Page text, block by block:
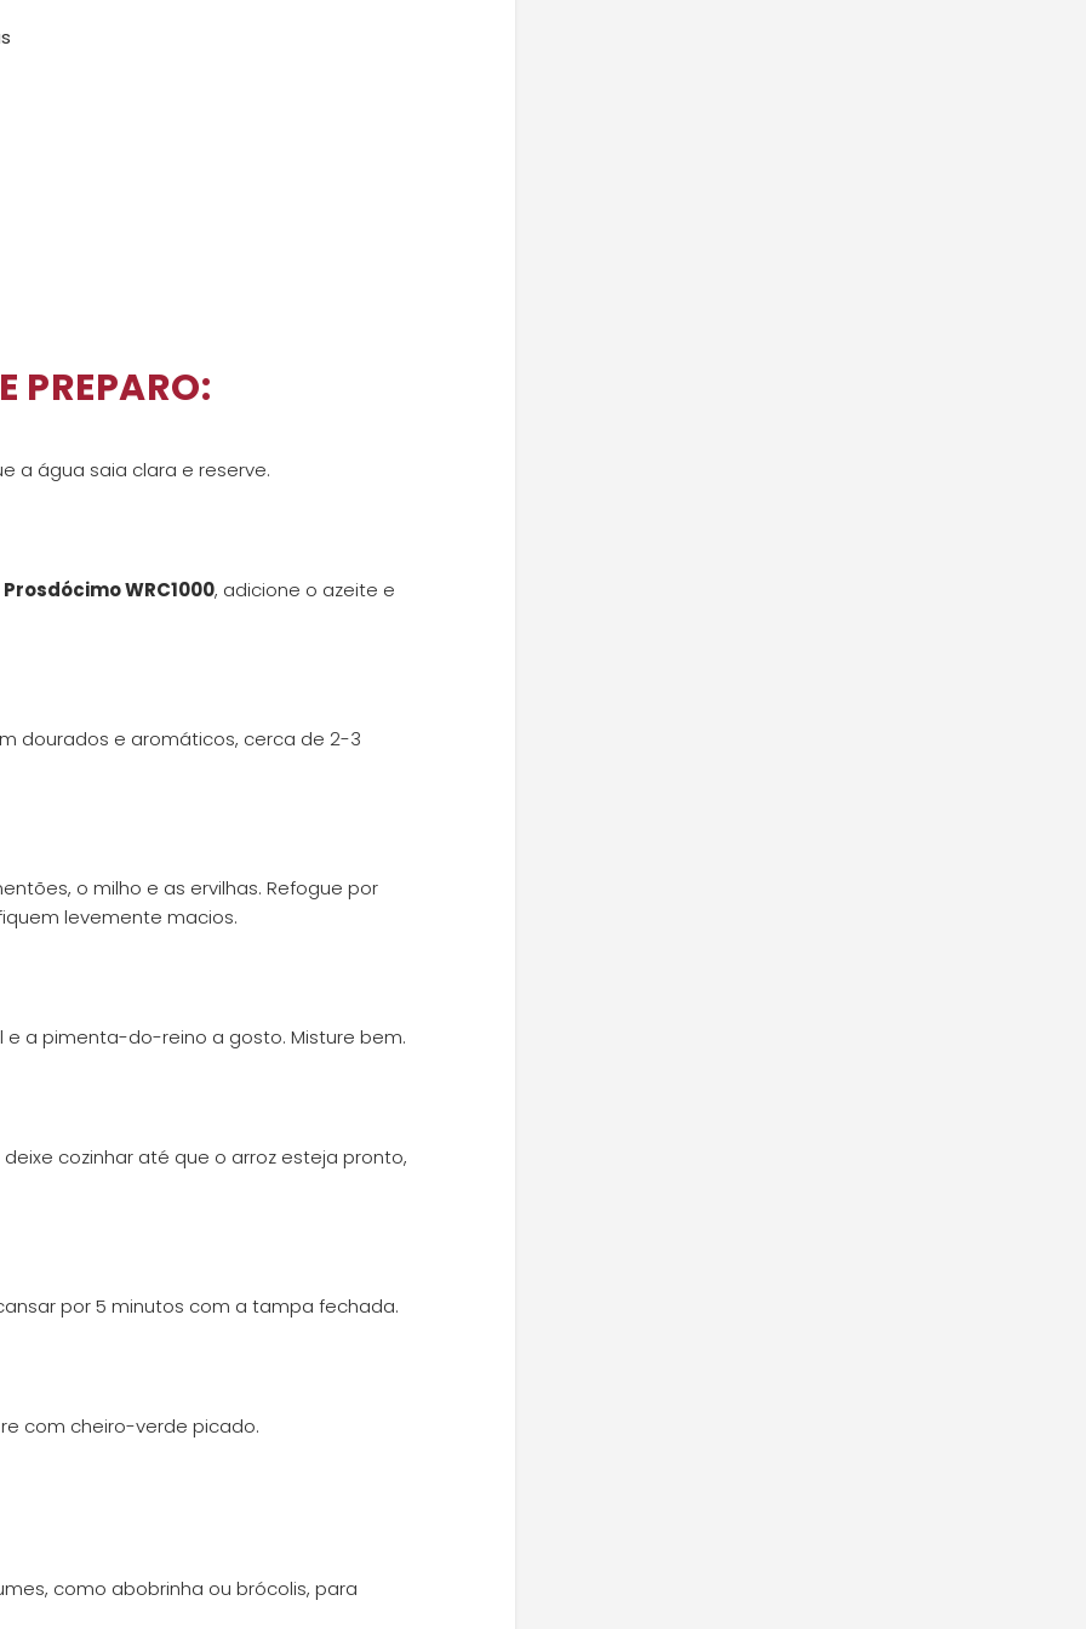
PREPARO:
a água saia clara e reserve.
WRC1000, adicione o azeite e
dourados e aromáticos, cerca de 2-3
o milho e as ervilhas. Refogue por
levemente macios.
e a pimenta-do-reino a gosto. Misture bem.
cozinhar até que o arroz esteja pronto,
por 5 minutos com a tampa fechada.
com cheiro-verde picado.
como abobrinha ou brócolis, para